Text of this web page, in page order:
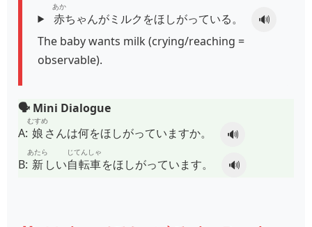
赤
あか
ちゃんがミルクをほしがっている。
🔊
The baby wants milk (crying/reaching =
observable).
🗣️ Mini Dialogue
A: 娘
むすめ
さんは何をほしがっていますか。
🔊
B: 新
あたら
しい自転車
じてんしゃ
をほしがっています。 🔊